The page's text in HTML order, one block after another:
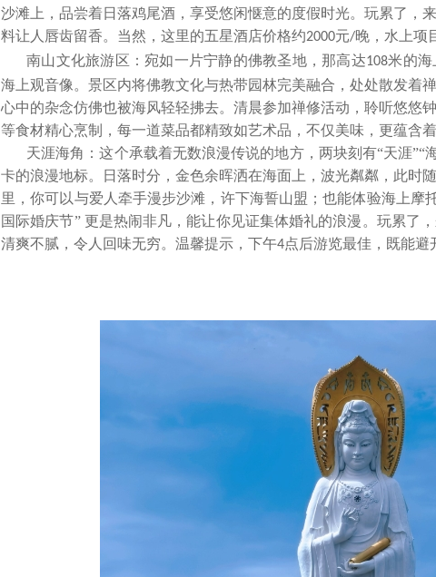
沙滩上，品尝着日落鸡尾酒，享受悠闲惬意的度假时光。玩累了，
料让人唇齿留香。当然，这里的五星酒店价格约2000元/晚，水上项
南山文化旅游区：宛如一片宁静的佛教圣地，那高达108米的海
海上观音像。景区内将佛教文化与热带园林完美融合，处处散发着
心中的杂念仿佛也被海风轻轻拂去。清晨参加禅修活动，聆听悠悠
等食材精心烹制，每一道菜品都精致如艺术品，不仅美味，更蕴含
天涯海角：这个承载着无数浪漫传说的地方，两块刻有“天涯”“
卡的浪漫地标。日落时分，金色余晖洒在海面上，波光粼粼，此时
里，你可以与爱人牵手漫步沙滩，许下海誓山盟；也能体验海上摩
国际婚庆节” 更是热闹非凡，能让你见证集体婚礼的浪漫。玩累了
清爽不腻，令人回味无穷。温馨提示，下午4点后游览最佳，既能避